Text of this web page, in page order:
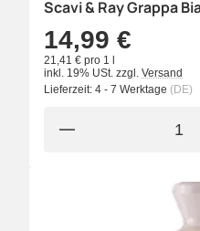
Scavi & Ray Grappa
14,99 €
21,41 € pro 1 l
inkl. 19% USt. zzgl. Versand
Lieferzeit: 4 - 7 Werktage (DE)